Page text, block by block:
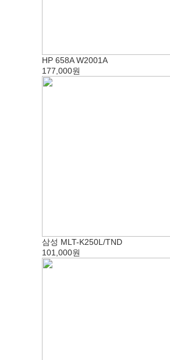
HP 658A W2001A
177,000원
삼성 MLT-K250L/TND
101,000원